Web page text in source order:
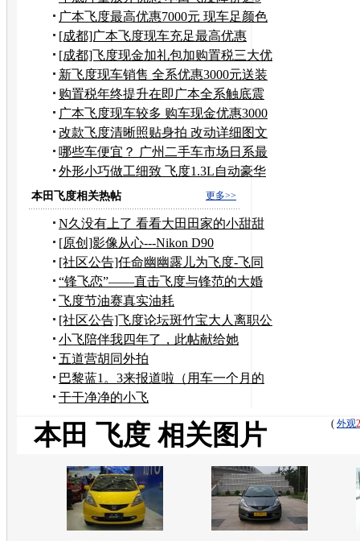
千元
广本飞度最高优惠7000元 现车足颜色
全
[成都]广本飞度现车充足最高优惠
10000元
[成都]飞度现金加礼包加购置税三大优
惠
新飞度现车销售 全系优惠3000元送装
潢
购置税年终提升在即广本全系触底震
撼价
广本飞度现车较多 购车现金优惠3000
元
改款飞度清晰照贴身拍 改动详细图文
解析
哪些车便宜？ 广州二手车市场日系最
吃香
外形小巧做工细致 飞度1.3L自动豪华
版
更多>>
本田飞度相关热帖
N久没有上了 看看大田田家的小甜甜
[原创]影像从心---Nikon D90
[社区公告]任命幽幽露儿为飞度-飞同
一班论坛斑竹
“锋飞恋”——直击飞度与锋范的大婚
飞度节油赛真实油耗
[社区公告]飞度论坛斑竹宝大人离职公
告
小飞陪伴我四年了，此帖献给她
五道营胡同外拍
巴黎蓝1。3来报道啦（用车一个月的
感受）
干干净净的小飞
( 外观
本田 飞度 相关图片